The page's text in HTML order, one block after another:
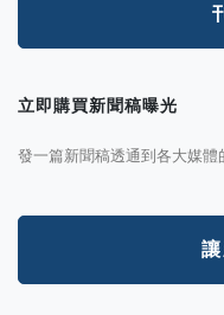
立即購買新聞稿曝光
發一篇新聞稿透通到各大媒體